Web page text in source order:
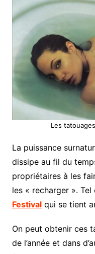
Les
La puissance
dissipe au fil du
propriétaires à les
les « recharger ».
Festivalqui se tient
On peut obtenir ces
de l’année et dans